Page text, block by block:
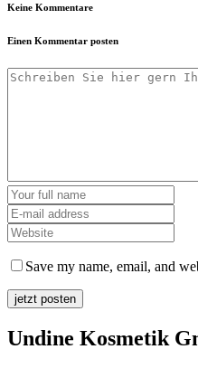
Keine Kommentare
Einen Kommentar posten
Save my name, email, and
jetzt posten
Undine Kosmetik